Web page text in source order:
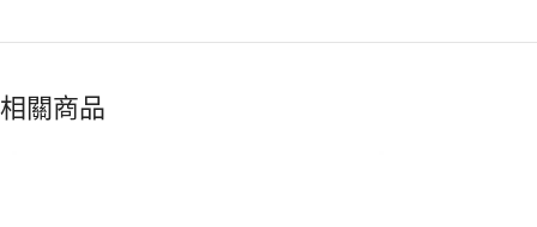
相關商品